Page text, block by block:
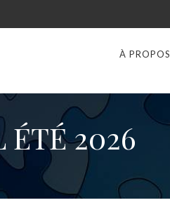
À PROPOS
ÉTÉ 2026